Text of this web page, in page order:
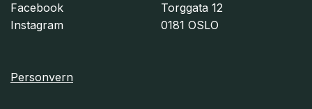
Facebook
Instagram
Torggata 12
0181 OSLO
Personvern